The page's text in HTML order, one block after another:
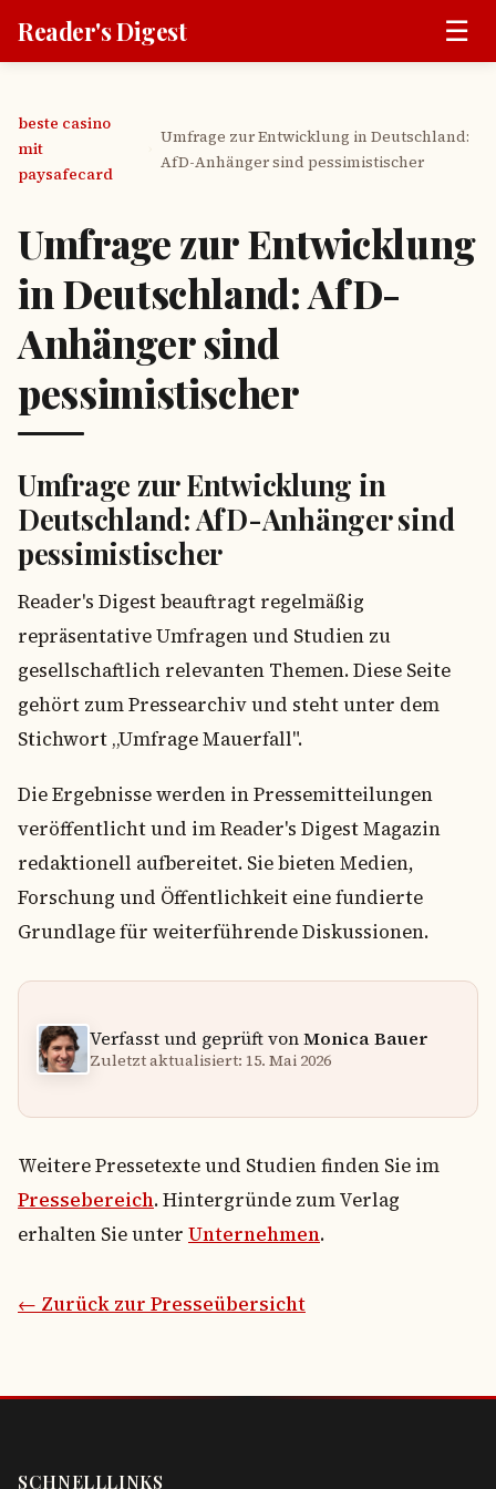
Reader's Digest ☰
beste casino
mit
paysafecard
Umfrage zur Entwicklung in Deutschland:
AfD-Anhänger sind pessimistischer
Umfrage zur Entwicklung
in Deutschland: AfD-
Anhänger sind
pessimistischer
Umfrage zur Entwicklung in
Deutschland: AfD-Anhänger sind
pessimistischer
Reader's Digest beauftragt regelmäßig
repräsentative Umfragen und Studien zu
gesellschaftlich relevanten Themen. Diese Seite
gehört zum Pressearchiv und steht unter dem
Stichwort „Umfrage Mauerfall".
Die Ergebnisse werden in Pressemitteilungen
veröffentlicht und im Reader's Digest Magazin
redaktionell aufbereitet. Sie bieten Medien,
Forschung und Öffentlichkeit eine fundierte
Grundlage für weiterführende Diskussionen.
Verfasst und geprüft vonMonica Bauer
Zuletzt aktualisiert: 15. Mai 2026
Weitere Pressetexte und Studien finden Sie im
Pressebereich. Hintergründe zum Verlag
erhalten Sie unter Unternehmen.
← Zurück zur Presseübersicht
SCHNELLLINKS